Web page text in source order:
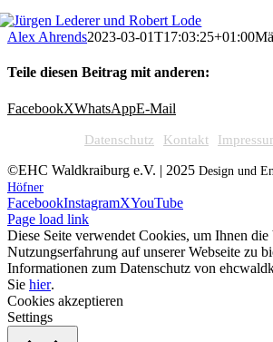
Alex Ahrends2023-03-01T17:03:25+01:00
Teile diesen Beitrag mit anderen:
FacebookXWhatsAppE-Mail
Datenschutz Kontakt
©EHC Waldkraiburg e.V. | 2025 Design und
Höfner
FacebookInstagramXYouTube
Page load link
Diese Seite verwendet Cookies, um Ihnen die
Nutzungserfahrung auf unserer Webseite zu
Informationen zum Datenschutz von
Sie hier.
Cookies akzeptieren
Settings